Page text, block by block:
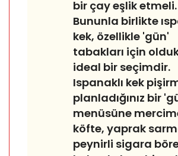
bir çay eşlik etmeli.
Bununla birlikte
kek, özellikle 'gün'
tabakları için
ideal bir seçimdir.
Ispanaklı kek
planladığınız bir
menüsüne
köfte, yaprak
peynirli sigara